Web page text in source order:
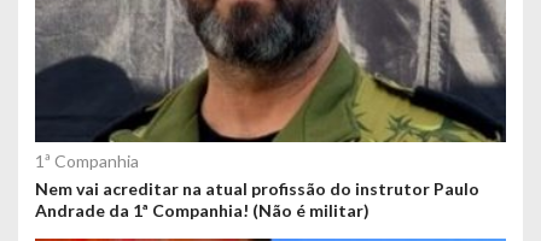
1ª Companhia
Nem vai acreditar na atual profissão do instrutor Paulo
Andrade da 1ª Companhia! (Não é militar)